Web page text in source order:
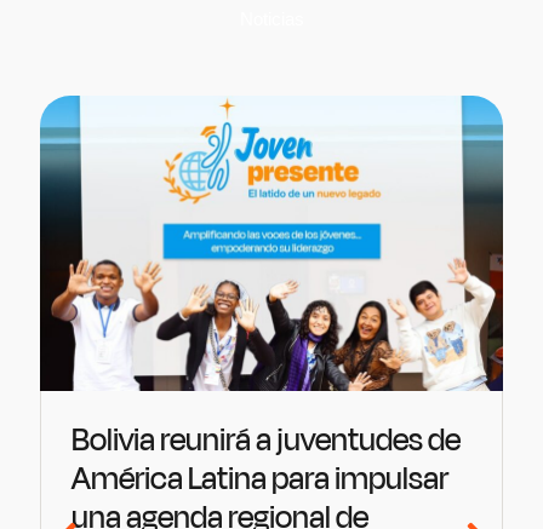
Bolivia reunirá a juventudes de
América Latina para impulsar
una agenda regional de